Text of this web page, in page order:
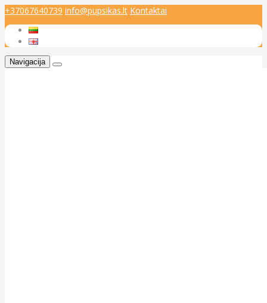
+37067640739 info@pupsikas.lt Kontaktai
Navigacija